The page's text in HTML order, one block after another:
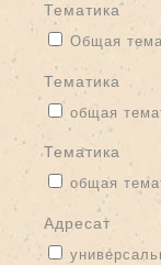
тематика
Apply Общая
Общая
тематика
Apply общая
общая
Тематика
Apply общая
общая
адресат
Apply